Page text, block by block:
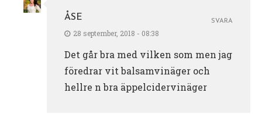
ÅSE
28 september, 2018 - 08:38
Det går bra med vilken som men jag
föredrar vit balsamvinäger och
hellre n bra äppelcidervinäger
SVARA